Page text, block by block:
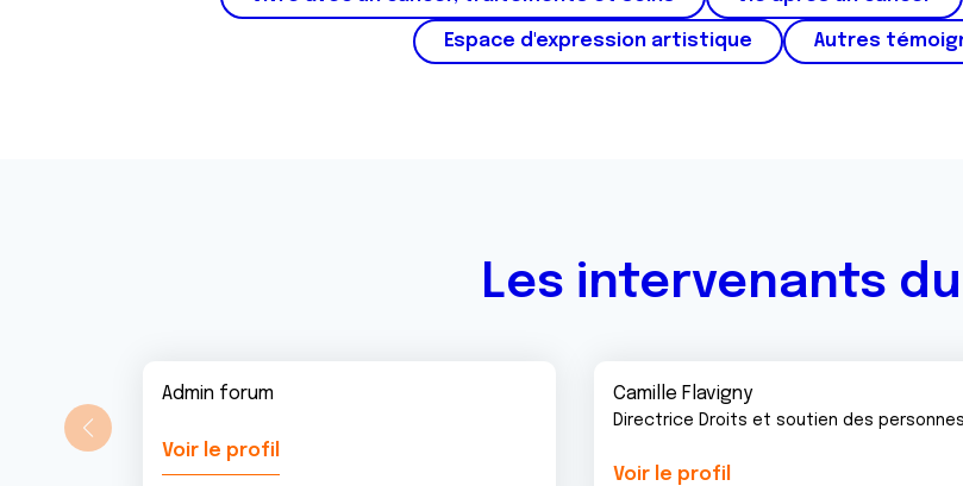
Espace d'expression artistique Autres
Les intervenants
Admin forum
Voir le profil
Camille Flavigny
Directrice Droits et soutien des personnes
Voir le profil